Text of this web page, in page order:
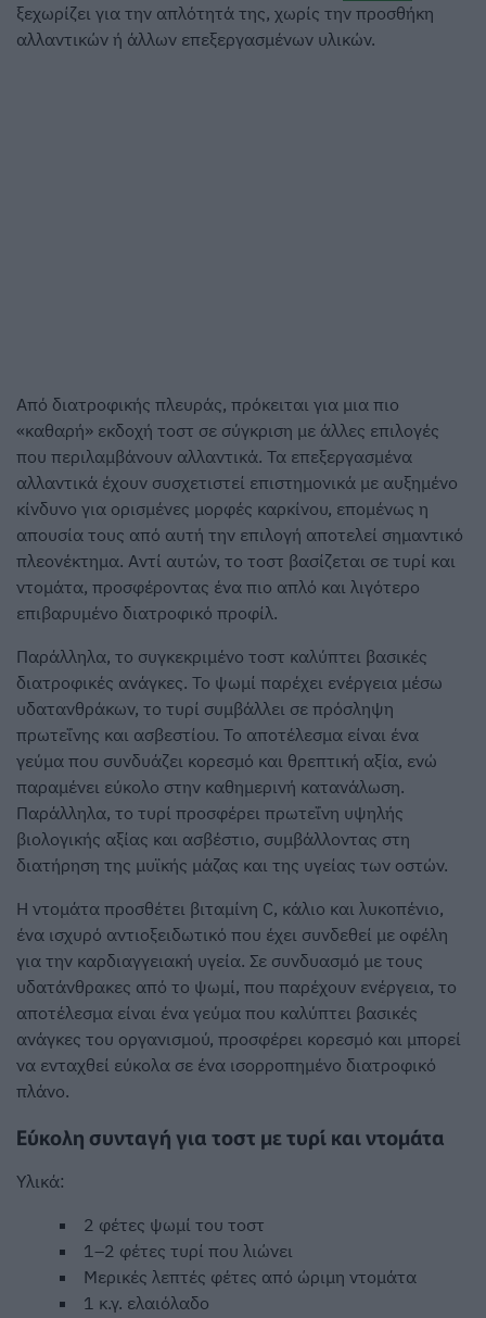
ξεχωρίζει για την απλότητά της, χωρίς την προσθήκη
αλλαντικών ή άλλων επεξεργασμένων υλικών.
Από διατροφικής πλευράς, πρόκειται για μια πιο
«καθαρή» εκδοχή τοστ σε σύγκριση με άλλες επιλογές
που περιλαμβάνουν αλλαντικά. Τα επεξεργασμένα
αλλαντικά έχουν συσχετιστεί επιστημονικά με αυξημένο
κίνδυνο για ορισμένες μορφές καρκίνου, επομένως η
απουσία τους από αυτή την επιλογή αποτελεί σημαντικό
πλεονέκτημα. Αντί αυτών, το τοστ βασίζεται σε τυρί και
ντομάτα, προσφέροντας ένα πιο απλό και λιγότερο
επιβαρυμένο διατροφικό προφίλ.
Παράλληλα, το συγκεκριμένο τοστ καλύπτει βασικές
διατροφικές ανάγκες. Το ψωμί παρέχει ενέργεια μέσω
υδατανθράκων, το τυρί συμβάλλει σε πρόσληψη
πρωτεΐνης και ασβεστίου. Το αποτέλεσμα είναι ένα
γεύμα που συνδυάζει κορεσμό και θρεπτική αξία, ενώ
παραμένει εύκολο στην καθημερινή κατανάλωση.
Παράλληλα, το τυρί προσφέρει πρωτεΐνη υψηλής
βιολογικής αξίας και ασβέστιο, συμβάλλοντας στη
διατήρηση της μυϊκής μάζας και της υγείας των οστών.
Η ντομάτα προσθέτει βιταμίνη C, κάλιο και λυκοπένιο,
ένα ισχυρό αντιοξειδωτικό που έχει συνδεθεί με οφέλη
για την καρδιαγγειακή υγεία. Σε συνδυασμό με τους
υδατάνθρακες από το ψωμί, που παρέχουν ενέργεια, το
αποτέλεσμα είναι ένα γεύμα που καλύπτει βασικές
ανάγκες του οργανισμού, προσφέρει κορεσμό και μπορεί
να ενταχθεί εύκολα σε ένα ισορροπημένο διατροφικό
πλάνο.
Εύκολη συνταγή για τοστ με τυρί και ντομάτα
Υλικά:
2 φέτες ψωμί του τοστ
1–2 φέτες τυρί που λιώνει
Μερικές λεπτές φέτες από ώριμη ντομάτα
1 κ.γ. ελαιόλαδο